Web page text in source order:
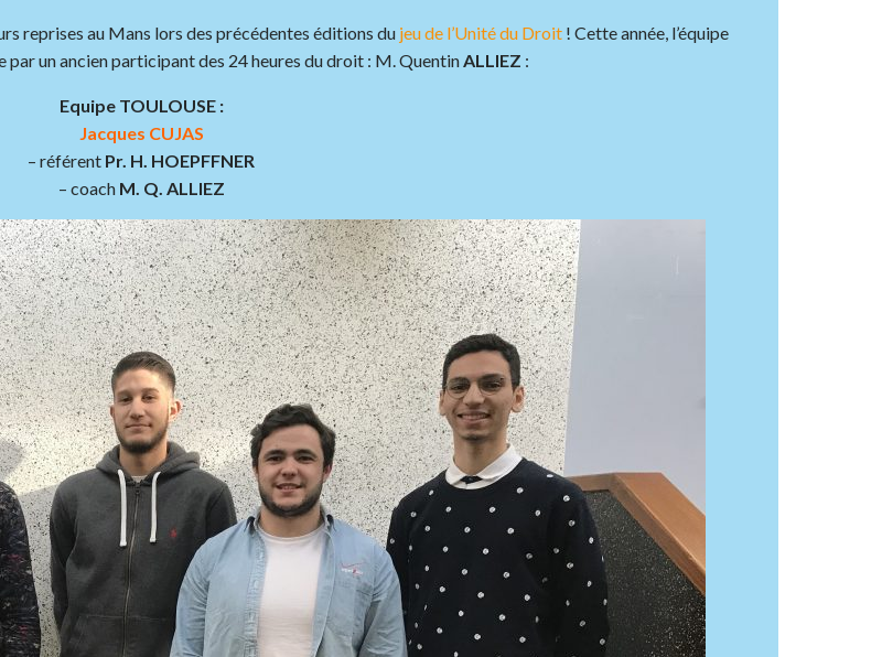
reprises au Mans lors des précédentes éditions du jeu de l’Unité du Droit ! Cette année, l’équipe
par un ancien participant des 24 heures du droit : M. QuentinALLIEZ :
Equipe TOULOUSE :
Jacques CUJAS
– référent Pr. H. HOEPFFNER
– coachM. Q. ALLIEZ